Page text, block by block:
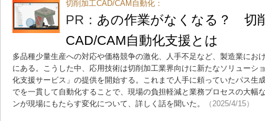
切削加工CAD/CAM自動化：
PR： あの作業がなくなる？ 切
CAD/CAM自動化支援とは
多品種少量生産への対応や価格競争の激化、人手不足など、製造業にお
にある。こうした中、応用技術は切削加工業界向けに新たなソリューシ
化支援サービス」の提供を開始する。これまで人手に頼っていたパス生
でを一貫して自動化することで、現場の負担軽減と業務プロセスの大幅
ンが現場にもたらす変化について、詳しく話を聞いた。
（2025/4/15）